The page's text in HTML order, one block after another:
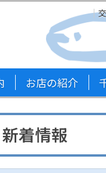
お店の紹介
新着情報